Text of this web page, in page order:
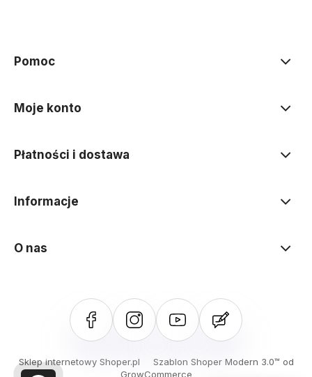
Pomoc
Moje konto
Płatności i dostawa
Informacje
O nas
Sklep internetowy Shoper.pl Szablon Shoper Modern 3.0™ od
GrowCommerce